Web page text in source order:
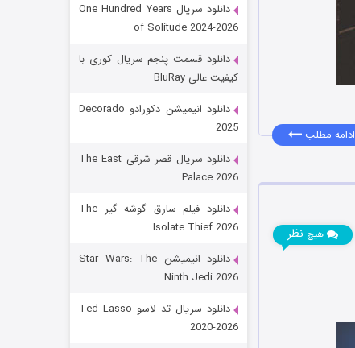
ادامه مطلب
هیچ نظر
رویایی برای تو
قسمت۱۵ (دوبله)
دانلود سریال One Hundred Years
of Solitude 2024-2026
دانلود قسمت پنجم سریال کوری با
کیفیت عالی BluRay
دانلود انیمیشن دکورادو Decorado
2025
دانلود سریال قصر شرقی The East
Palace 2026
دانلود فیلم سارق گوشه گیر The
Isolate Thief 2026
دانلود انیمیشن Star Wars: The
Ninth Jedi 2026
دانلود سریال تد لاسو Ted Lasso
2020-2026